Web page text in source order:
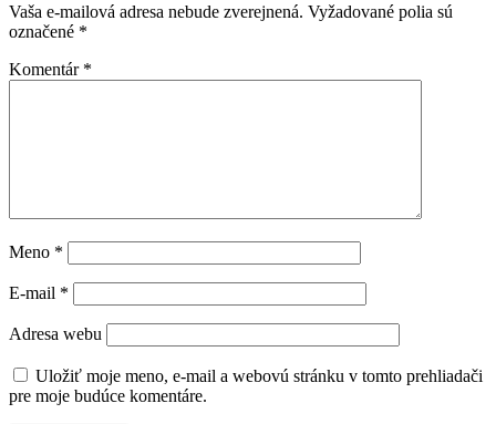
Vaša e-mailová adresa nebude zverejnená. Vyžadované polia sú
označené *
Komentár *
Meno *
E-mail *
Adresa webu
Uložiť moje meno, e-mail a webovú stránku v tomto prehliadači
pre moje budúce komentáre.